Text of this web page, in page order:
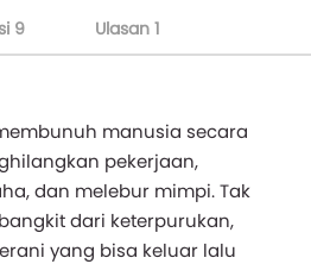
9 Ulasan 1
manusia secara
pekerjaan,
dan melebur mimpi. Tak
dari keterpurukan,
yang bisa keluar lalu